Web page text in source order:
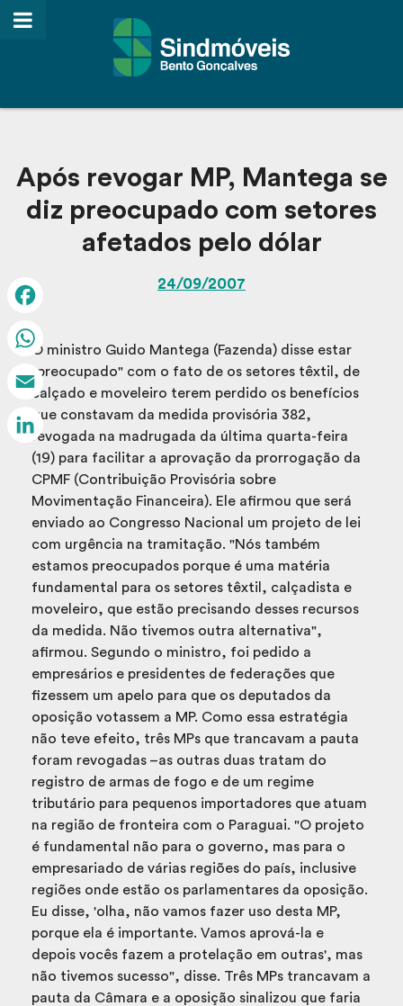
Após revogar MP, Mantega se
diz preocupado com setores
afetados pelo dólar
24/09/2007
O ministro Guido Mantega (Fazenda) disse estar
"preocupado" com o fato de os setores têxtil, de
calçado e moveleiro terem perdido os benefícios
que constavam da medida provisória 382,
revogada na madrugada da última quarta-feira
(19) para facilitar a aprovação da prorrogação da
CPMF (Contribuição Provisória sobre
Movimentação Financeira). Ele afirmou que será
enviado ao Congresso Nacional um projeto de lei
com urgência na tramitação. "Nós também
estamos preocupados porque é uma matéria
fundamental para os setores têxtil, calçadista e
moveleiro, que estão precisando desses recursos
da medida. Não tivemos outra alternativa",
afirmou. Segundo o ministro, foi pedido a
empresários e presidentes de federações que
fizessem um apelo para que os deputados da
oposição votassem a MP. Como essa estratégia
não teve efeito, três MPs que trancavam a pauta
foram revogadas –as outras duas tratam do
registro de armas de fogo e de um regime
tributário para pequenos importadores que atuam
na região de fronteira com o Paraguai. "O projeto
é fundamental não para o governo, mas para o
empresariado de várias regiões do país, inclusive
regiões onde estão os parlamentares da oposição.
Eu disse, 'olha, não vamos fazer uso desta MP,
porque ela é importante. Vamos aprová-la e
depois vocês fazem a protelação em outras', mas
não tivemos sucesso", disse. Três MPs trancavam a
pauta da Câmara e a oposição sinalizou que faria
Facebook
WhatsApp
Email
LinkedIn